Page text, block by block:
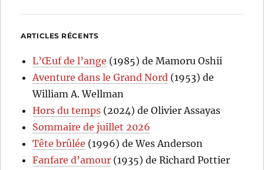
ARTICLES RÉCENTS
L’Œuf de l’ange (1985) de Mamoru Oshii
Aventure dans le Grand Nord (1953) de
William A. Wellman
Hors du temps (2024) de Olivier Assayas
Sommaire de juillet 2026
Tête brûlée (1996) de Wes Anderson
Fanfare d’amour (1935) de Richard Pottier